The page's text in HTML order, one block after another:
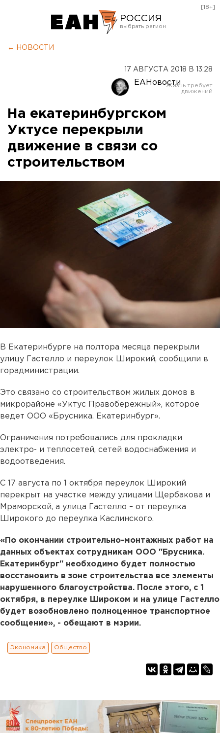
РОССИЯ
Оренбург
[18+]
← НОВОСТИ
17 АВГУСТА 2018 В 13:28
ЕАНовости
На екатеринбургском
Уктусе перекрыли
движение в связи со
строительством
В Екатеринбурге на полтора месяца перекрыли
улицу Гастелло и переулок Широкий, сообщили в
горадминистрации.
Это связано со строительством жилых домов в
микрорайоне «Уктус Правобережный», которое
ведет ООО «Брусника. Екатеринбург».
Ограничения потребовались для прокладки
электро- и теплосетей, сетей водоснабжения и
водоотведения.
С 17 августа по 1 октября переулок Широкий
перекрыт на участке между улицами Щербакова и
Мраморской, а улица Гастелло – от переулка
Широкого до переулка Каслинского.
«По окончании строительно-монтажных работ на
данных объектах сотрудникам ООО "Брусника.
Екатеринбург" необходимо будет полностью
восстановить в зоне строительства все элементы
нарушенного благоустройства. После этого, с 1
октября, в переулке Широком и на улице Гастелло
будет возобновлено полноценное транспортное
сообщение», - обещают в мэрии.
Экономика Общество